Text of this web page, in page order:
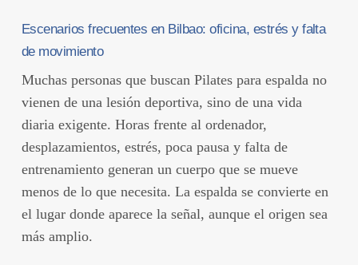
Escenarios frecuentes en Bilbao: oficina, estrés y falta
de movimiento
Muchas personas que buscan Pilates para espalda no
vienen de una lesión deportiva, sino de una vida
diaria exigente. Horas frente al ordenador,
desplazamientos, estrés, poca pausa y falta de
entrenamiento generan un cuerpo que se mueve
menos de lo que necesita. La espalda se convierte en
el lugar donde aparece la señal, aunque el origen sea
más amplio.